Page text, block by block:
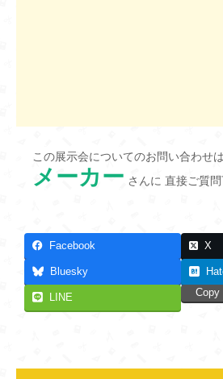
この展示会についてのお問い合わせ
メーカー さんに 直接ご質問
Facebook X
Bluesky
LINE Copy